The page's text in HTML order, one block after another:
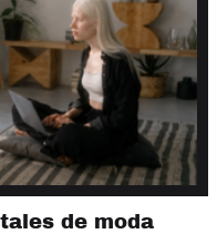
de moda